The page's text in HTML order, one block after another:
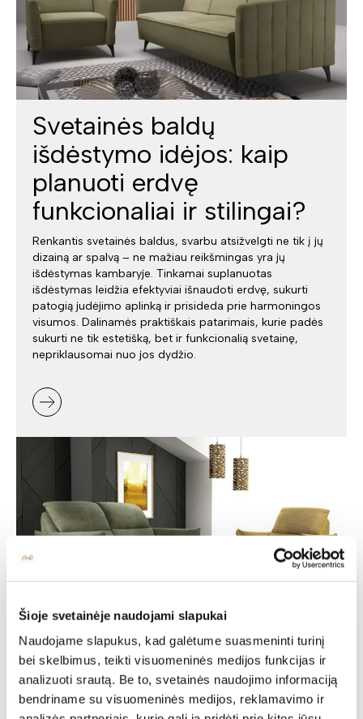
Šioje svetainėje naudojami slapukai
Naudojame slapukus, kad galėtume suasmeninti turinį
bei skelbimus, teikti visuomeninės medijos funkcijas ir
analizuoti srautą. Be to, svetainės naudojimo informaciją
bendriname su visuomeninės medijos, reklamavimo ir
Svetainės baldų
išdėstymo idėjos: kaip
planuoti erdvę
funkcionaliai ir stilingai?
Renkantis svetainės baldus, svarbu atsižvelgti ne tik į jų
dizainą ar spalvą – ne mažiau reikšmingas yra jų
išdėstymas kambaryje. Tinkamai suplanuotas
išdėstymas leidžia efektyviai išnaudoti erdvę, sukurti
patogią judėjimo aplinką ir prisideda prie harmoningos
visumos. Dalinamės praktiškais patarimais, kurie padės
sukurti ne tik estetišką, bet ir funkcionalią svetainę,
nepriklausomai nuo jos dydžio.
Minkšti baldai -
jaukumas ir stilius jūsų
namuose